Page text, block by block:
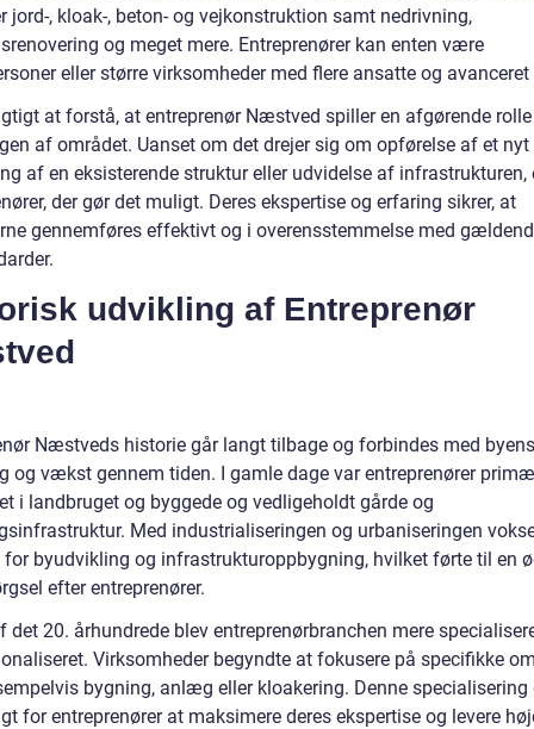
jord-, kloak-, beton- og vejkonstruktion samt nedrivning,
og meget mere. Entreprenører kan enten være
eller større virksomheder med flere ansatte og avanceret
at forstå, at entreprenør Næstved spiller en afgørende
af området. Uanset om det drejer sig om opførelse af et nyt
af en eksisterende struktur eller udvidelse af infrastrukturen,
der gør det muligt. Deres ekspertise og erfaring sikrer, at
gennemføres effektivt og i overensstemmelse med
udvikling af Entreprenør
Næstveds historie går langt tilbage og forbindes med byens
og vækst gennem tiden. I gamle dage var entreprenører
i landbruget og byggede og vedligeholdt gårde og
Med industrialiseringen og urbaniseringen
for byudvikling og infrastrukturoppbygning, hvilket førte til en
efter entreprenører.
det 20. århundrede blev entreprenørbranchen mere
Virksomheder begyndte at fokusere på specifikke
bygning, anlæg eller kloakering. Denne specialisering
for entreprenører at maksimere deres ekspertise og levere